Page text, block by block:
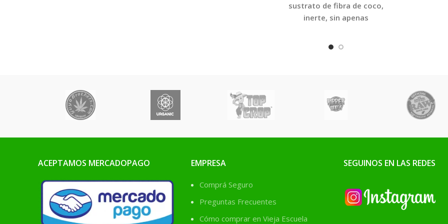
sustrato de fibra de coco,
inerte, sin apenas
que tendremos un control
exhaustivo de los niveles de
ACEPTAMOS MERCADOPAGO EMPRESA
Comprá Seguro
Preguntas Frecuentes
Cómo comprar en Vieja Escuela
SEGUINOS EN LAS REDES